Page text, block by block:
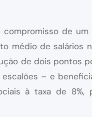
de um
médio de salários
de dois pontos
– e
à taxa de 8%,